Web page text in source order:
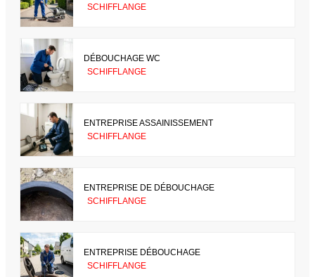
SCHIFFLANGE
DÉBOUCHAGE WC
SCHIFFLANGE
ENTREPRISE ASSAINISSEMENT
SCHIFFLANGE
ENTREPRISE DE DÉBOUCHAGE
SCHIFFLANGE
ENTREPRISE DÉBOUCHAGE
SCHIFFLANGE